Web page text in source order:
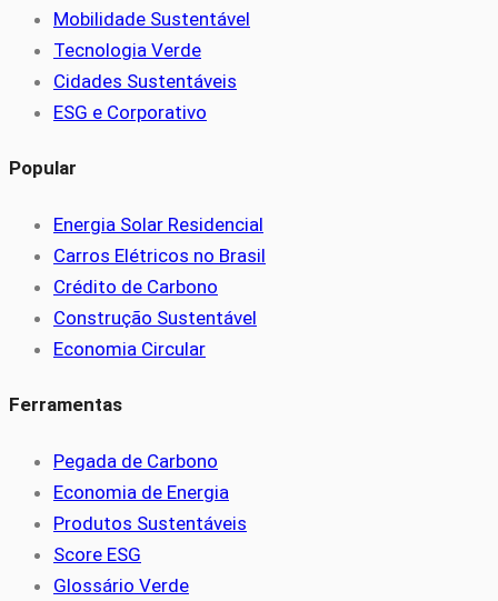
Mobilidade Sustentável
Tecnologia Verde
Cidades Sustentáveis
ESG e Corporativo
Popular
Energia Solar Residencial
Carros Elétricos no Brasil
Crédito de Carbono
Construção Sustentável
Economia Circular
Ferramentas
Pegada de Carbono
Economia de Energia
Produtos Sustentáveis
Score ESG
Glossário Verde